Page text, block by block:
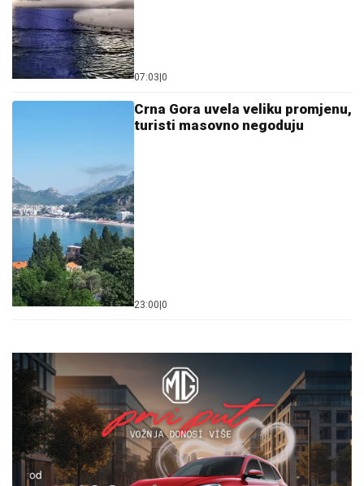
07:03 0
Crna Gora uvela veliku promjenu,
turisti masovno negoduju
23:00 0